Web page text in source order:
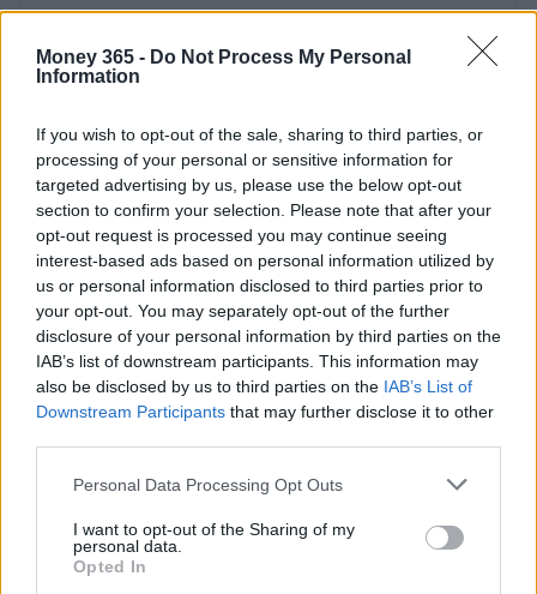
Money 365 - Do Not Process My Personal
Information
If you wish to opt-out of the sale, sharing to third parties, or
processing of your personal or sensitive information for
targeted advertising by us, please use the below opt-out
section to confirm your selection. Please note that after your
opt-out request is processed you may continue seeing
interest-based ads based on personal information utilized by
us or personal information disclosed to third parties prior to
your opt-out. You may separately opt-out of the further
disclosure of your personal information by third parties on the
IAB’s list of downstream participants. This information may
also be disclosed by us to third parties on the IAB’s List of
Downstream Participants that may further disclose it to other
Please note that this website/app uses one or more Google
not limited to your visit or usage behaviour. You may click to
grant or deny consent to Google and its third-party tags to
use your data for below specified purposes in below Google
Personal Data Processing Opt Outs
I want to opt-out of the Sharing of my
personal data.
Opted In
AiAdhubMedia